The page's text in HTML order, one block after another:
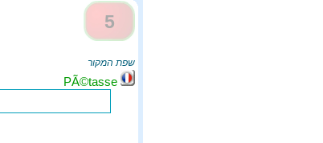
5
שפת המקור
PÃ©tasse